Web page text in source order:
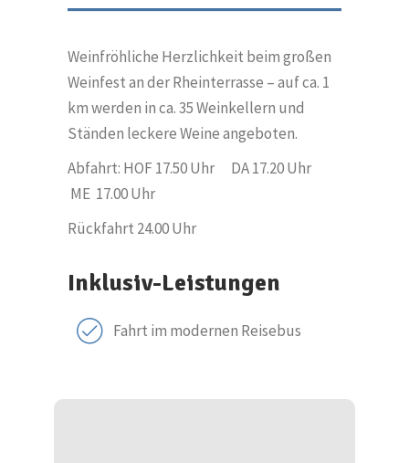
Weinfröhliche Herzlichkeit beim großen
Weinfest an der Rheinterrasse – auf ca. 1
km werden in ca. 35 Weinkellern und
Ständen leckere Weine angeboten.
Abfahrt: HOF 17.50 Uhr DA 17.20 Uhr
ME 17.00 Uhr
Rückfahrt 24.00 Uhr
Inklusiv-Leistungen
Fahrt im modernen Reisebus